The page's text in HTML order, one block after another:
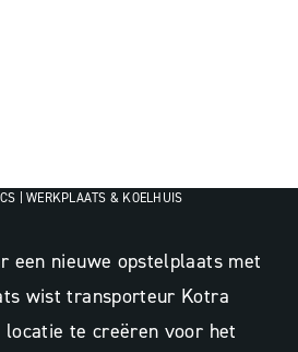
| WERKPLAATS & KOELHUIS
een nieuwe opstelplaats met
wist transporteur Kotra
locatie te creëren voor het